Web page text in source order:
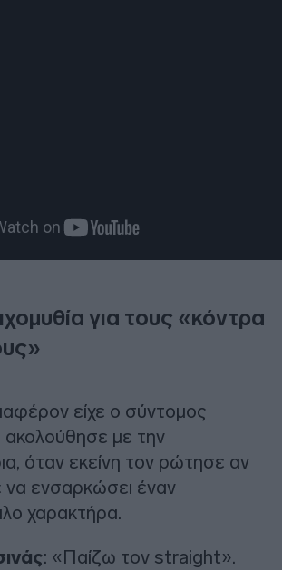
για τους «κόντρα
είχε ο σύντομος
ακολούθησε με την
όταν εκείνη τον ρώτησε αν
ενσαρκώσει έναν
χαρακτήρα.
: «Παίζω τον straight».